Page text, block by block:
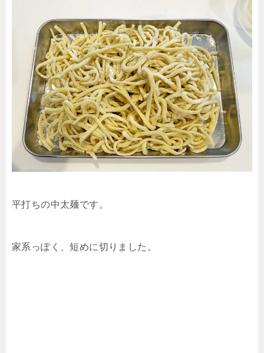
平打ちの中太麺です。
家系っぽく、短めに切りました。